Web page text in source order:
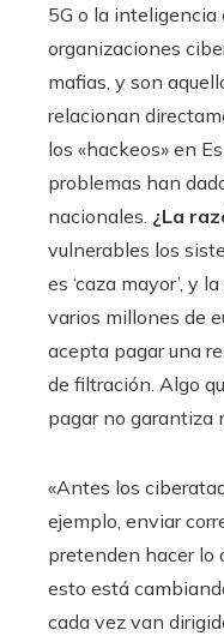
5G o la inteligencia
organizaciones
mafias, y son
relacionan
los «hackeos» en
problemas han
nacionales. ¿La
vulnerables los
es ‘caza mayor’, y
varios millones de
acepta pagar una
de filtración. Algo
pagar no garantiza
«Antes los
ejemplo, enviar
pretenden hacer lo
esto está
cada vez van